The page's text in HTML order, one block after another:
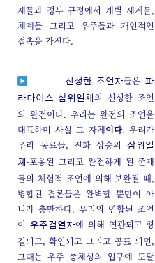
제들과 정부 규정에서 개별 세계들,
체계들 그리고 우주들과 개인적인
접촉을 가진다.
신성한 조언자들은파
라다이스 삼위일체의 신성한 조언
의 완전이다. 우리는 완전의 조언을
대표하며 사실 그 자체이다. 우리가
우리 동료들, 진화 상승의삼위일
체-포옹된 그리고 완전하게 된 존재
들의 체험적 조언에 의해 보완될 때,
병합된 결론들은 완벽할 뿐만이 아
니라 충만하다. 우리의 연합된 조언
이우주검열자에 의해 연관되고 평
결되고, 확인되고 그리고 공표 되면,
그때는 우주 총체성의 입구에 도달